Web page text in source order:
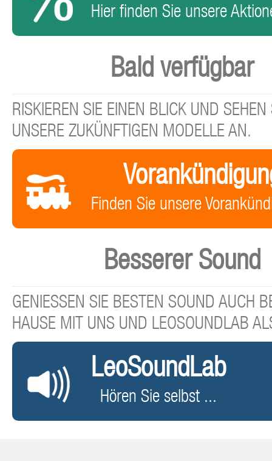
Hier finden Sie unsere
Bald verfügbar
RISKIEREN SIE EINEN BLICK UND SEHEN
UNSERE ZUKÜNFTIGEN MODELLE AN.
Finden Sie unsere
Besserer Sound
GENIESSEN SIE BESTEN SOUND AUCH
HAUSE MIT UNS UND LEOSOUNDLAB
LeoSoundLab
Hören Sie selbst ...